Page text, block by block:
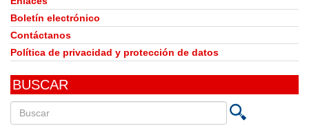
Boletín electrónico
Contáctanos
Política de privacidad y protección de datos
BUSCAR